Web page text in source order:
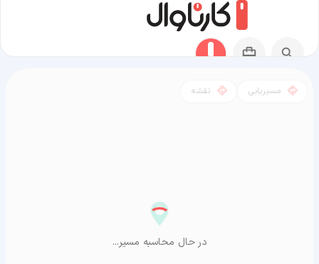
مسیریابی نقشه
در حال محاسبه مسیر...